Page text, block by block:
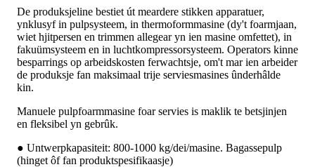
De produksjeline bestiet út meardere stikken apparatuer,
ynklusyf in pulpsysteem, in thermoformmasine (dy't foarmjaan,
wiet hjitpersen en trimmen allegear yn ien masine omfettet), in
fakuümsysteem en in luchtkompressorsysteem. Operators kinne
besparrings op arbeidskosten ferwachtsje, om't mar ien arbeider
de produksje fan maksimaal trije serviesmasines ûnderhâlde
kin.
Manuele pulpfoarmmasine foar servies is maklik te betsjinjen
en fleksibel yn gebrûk.
● Untwerpkapasiteit: 800-1000 kg/dei/masine. Bagassepulp
(hinget ôf fan produktspesifikaasje)